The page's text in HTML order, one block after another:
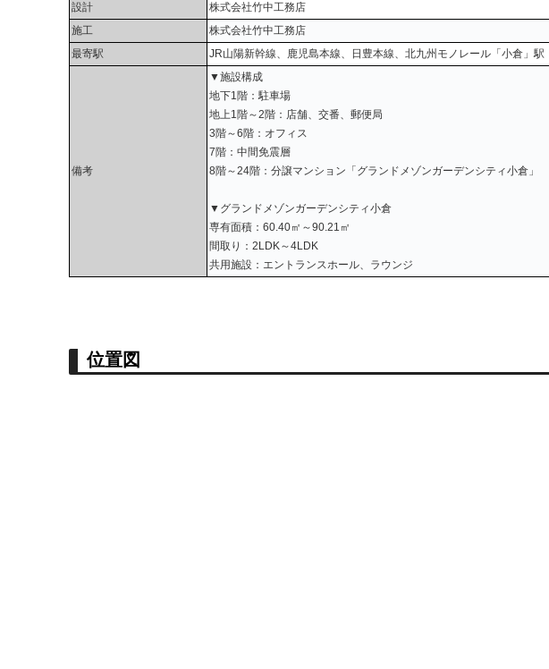
設計
株式会社竹中工務店
施工
株式会社竹中工務店
最寄駅
JR山陽新幹線、鹿児島本線、日豊本線、北九州モノレール「小倉」駅
備考
▼施設構成
地下1階：駐車場
地上1階～2階：店舗、交番、郵便局
3階～6階：オフィス
7階：中間免震層
8階～24階：分譲マンション「グランドメゾンガーデンシティ小倉」
▼グランドメゾンガーデンシティ小倉
専有面積：60.40㎡～90.21㎡
間取り：2LDK～4LDK
共用施設：エントランスホール、ラウンジ
位置図